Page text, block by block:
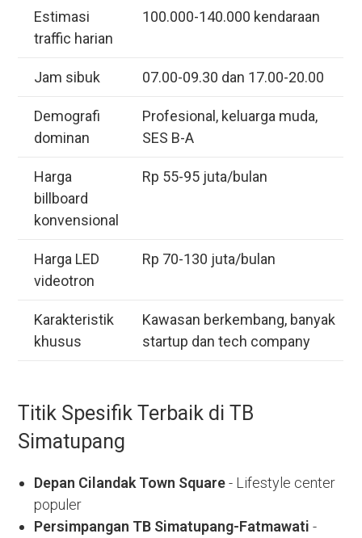
Estimasi
traffic harian
100.000-140.000 kendaraan
Jam sibuk 07.00-09.30 dan 17.00-20.00
Demografi
dominan
Profesional, keluarga muda,
SES B-A
Harga
billboard
konvensional
Rp 55-95 juta/bulan
Harga LED
videotron
Rp 70-130 juta/bulan
Karakteristik
khusus
Kawasan berkembang, banyak
startup dan tech company
Titik Spesifik Terbaik di TB
Simatupang
Depan Cilandak Town Square- Lifestyle center
populer
Persimpangan TB Simatupang-Fatmawati -